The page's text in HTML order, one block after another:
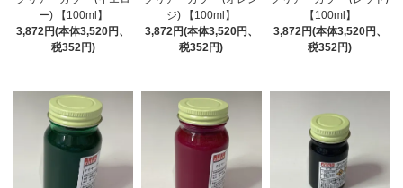
ー) 【100ml】
3,872円(本体3,520円、
税352円)
ジ) 【100ml】
3,872円(本体3,520円、
税352円)
【100ml】
3,872円(本体3,520円、
税352円)